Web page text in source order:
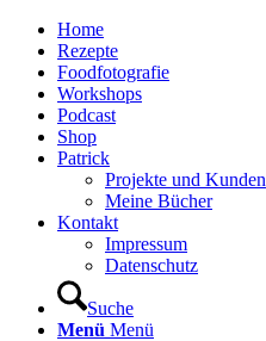
Home
Rezepte
Foodfotografie
Workshops
Podcast
Shop
Patrick
Projekte und Kunden
Meine Bücher
Kontakt
Impressum
Datenschutz
Suche
Menü Menü